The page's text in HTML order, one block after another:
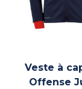
Veste à
Offense